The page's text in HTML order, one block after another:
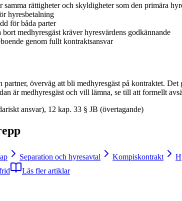
samma rättigheter och skyldigheter som den primära
hyresbetalning
för båda parter
medhyresgäst kräver hyresvärdens godkännande
genom fullt kontraktsansvar
överväg att bli medhyresgäst på kontraktet.
är medhyresgäst och vill lämna, se till att formellt
ansvar), 12 kap. 33 § JB (övertagande)
Separation och hyresavtal Kompiskontrakt
Läs fler artiklar